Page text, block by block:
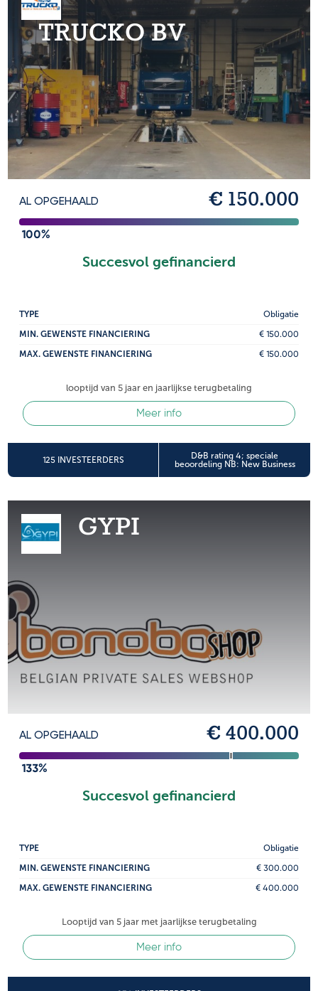
TRUCKO BV
€ 150.000
AL OPGEHAALD
100%
Succesvol gefinancierd
TYPE
Obligatie
MIN. GEWENSTE FINANCIERING
€ 150.000
MAX. GEWENSTE FINANCIERING
€ 150.000
looptijd van 5 jaar en jaarlijkse terugbetaling
Meer info
125 INVESTEERDERS
D&B rating 4; speciale
beoordeling NB: New Business
GYPI
€ 400.000
AL OPGEHAALD
133%
Succesvol gefinancierd
TYPE
Obligatie
MIN. GEWENSTE FINANCIERING
€ 300.000
MAX. GEWENSTE FINANCIERING
€ 400.000
Looptijd van 5 jaar met jaarlijkse terugbetaling
Meer info